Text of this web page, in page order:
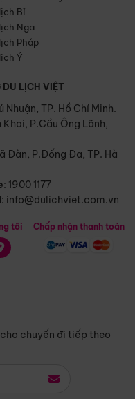
Bỉ
Nga
Pháp
Ý
LỊCH VIỆT
Nhuận, TP. Hồ Chí Minh.
Khai, P.Cầu Ông Lãnh,
Đàn, P.Đống Đa, TP. Hà
: 1900 1177
: info@dulichviet.com.vn
chuyến đi tiếp theo
tôi Chấp nhận thanh toán